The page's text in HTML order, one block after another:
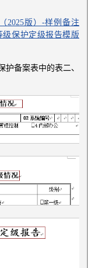
2025版）-样例备注
级保护定级报告模版
备案表中的表二、